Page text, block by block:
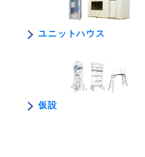
ユニットハウス
仮設